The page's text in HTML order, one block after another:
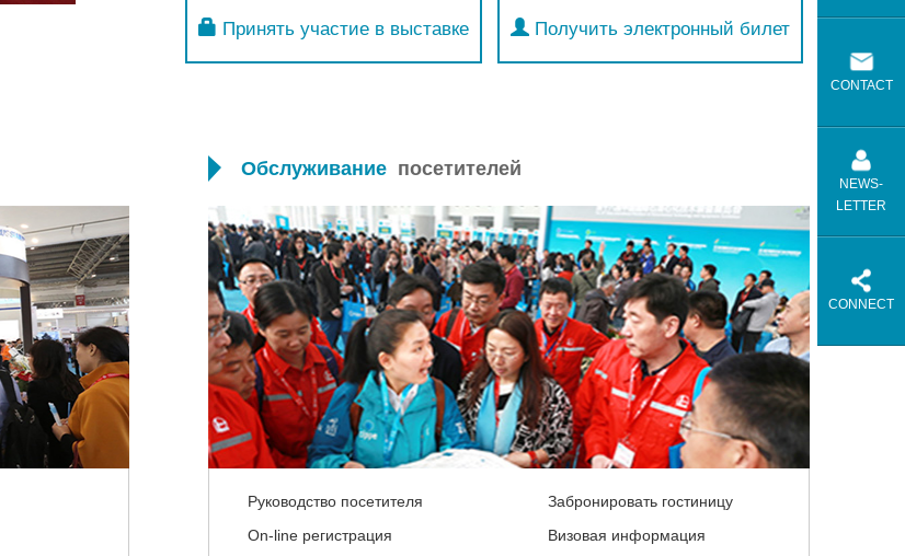
Принять участие в выставке Получить электронный билет
Обслуживание посетителей
Руководство посетителя
Забронировать гостиницу
On-line регистрация
Визовая информация
CONTACT
NEWS-
LETTER
CONNECT